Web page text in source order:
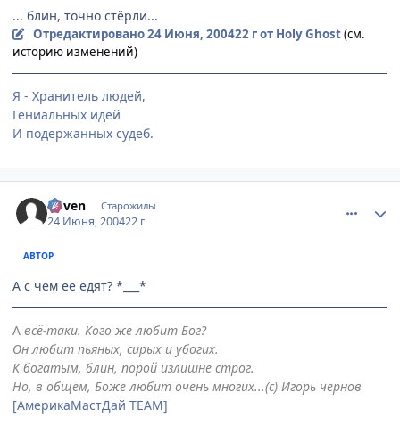
... блин, точно стёрли...
Отредактировано24 Июня, 200422 гот Holy Ghost(см.
историю изменений)
Я - Хранитель людей,
Гениальных идей
И подержанных судеб.
Coven Старожилы
24 Июня, 200422 г
АВТОР
А с чем ее едят? *___*
А всё-таки. Кого же любит Бог?
Он любит пьяных, сирых и убогих.
К богатым, блин, порой излишне строг.
Но, в общем, Боже любит очень многих...(с) Игорь чернов
[АмерикаМастДай TEAM]